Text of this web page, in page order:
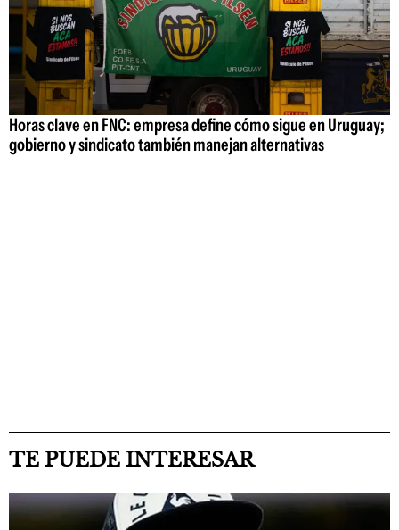
Horas clave en FNC: empresa define cómo sigue en Uruguay;
gobierno y sindicato también manejan alternativas
TE PUEDE INTERESAR